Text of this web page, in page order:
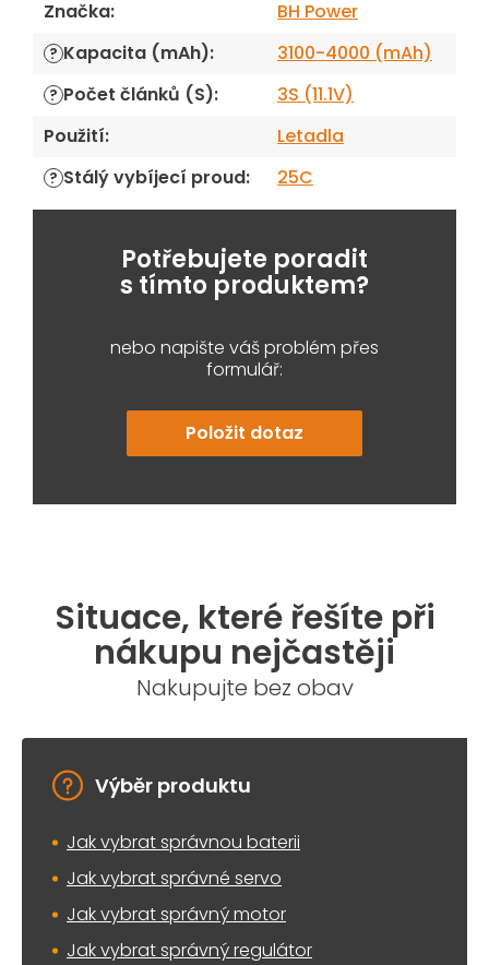
Značka: BH Power
? Kapacita (mAh): 3100-4000 (mAh)
? Počet článků (S):
3S (11.1V)
Použití: Letadla
? Stálý vybíjecí proud: 25C
Potřebujete poradit
s tímto produktem?
nebo napište váš problém přes
formulář:
Položit dotaz
Situace, které řešíte při
nákupu nejčastěji
Nakupujte bez obav
Výběr produktu
Jak vybrat správnou baterii
Jak vybrat správné servo
Jak vybrat správný motor
Jak vybrat správný regulátor